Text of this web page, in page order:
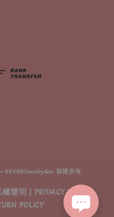
SEVENJewelry&co 版權所有
權聲明 | PRIVACY POLICY
POLICY